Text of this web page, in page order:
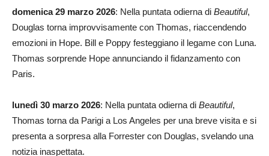
domenica 29 marzo 2026: Nella puntata odierna di Beautiful,
Douglas torna improvvisamente con Thomas, riaccendendo
emozioni in Hope. Bill e Poppy festeggiano il legame con Luna.
Thomas sorprende Hope annunciando il fidanzamento con
Paris.
lunedì 30 marzo 2026: Nella puntata odierna di Beautiful,
Thomas torna da Parigi a Los Angeles per una breve visita e si
presenta a sorpresa alla Forrester con Douglas, svelando una
notizia inaspettata.